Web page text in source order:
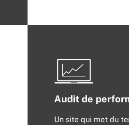
Audit de
Un site qui met du